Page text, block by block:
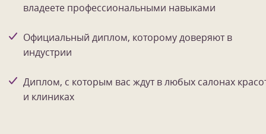
владеете профессиональными навыками
Официальный диплом, которому доверяют в
индустрии
Диплом, с которым вас ждут в любых салонах
и клиниках